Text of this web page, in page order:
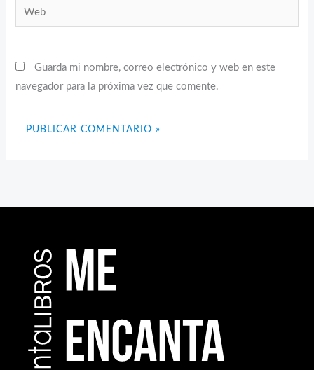
Web
Guarda mi nombre, correo electrónico y web en este
navegador para la próxima vez que comente.